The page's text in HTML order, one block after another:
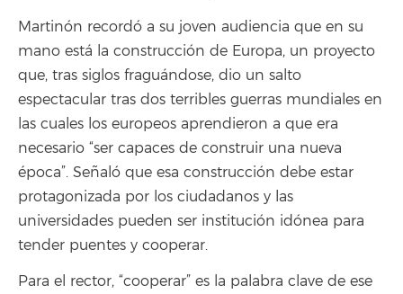
Martinón recordó a su joven audiencia que en su
mano está la construcción de Europa, un proyecto
que, tras siglos fraguándose, dio un salto
espectacular tras dos terribles guerras mundiales en
las cuales los europeos aprendieron a que era
necesario “ser capaces de construir una nueva
época”. Señaló que esa construcción debe estar
protagonizada por los ciudadanos y las
universidades pueden ser institución idónea para
tender puentes y cooperar.
Para el rector, “cooperar” es la palabra clave de ese